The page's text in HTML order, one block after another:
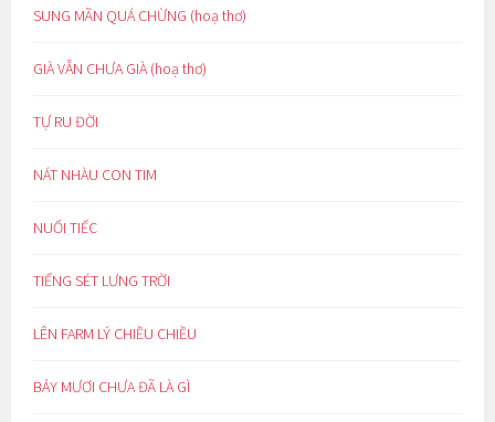
SUNG MÃN QUÁ CHỪNG (hoạ thơ)
GIÀ VẪN CHƯA GIÀ (hoạ thơ)
TỰ RU ĐỜI
NÁT NHÀU CON TIM
NUỐI TIẾC
TIẾNG SÉT LƯNG TRỜI
LÊN FARM LÝ CHIỀU CHIỀU
BẢY MƯƠI CHƯA ĐÃ LÀ GÌ